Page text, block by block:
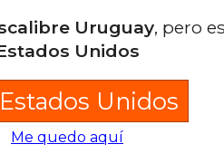
Uruguay, pero
Unidos
Unidos
Me quedo aquí